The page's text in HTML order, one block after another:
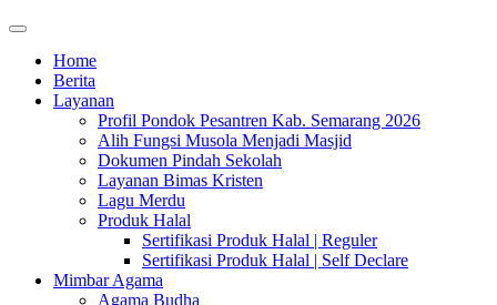
Home
Berita
Layanan
Profil Pondok Pesantren Kab. Semarang 2026
Alih Fungsi Musola Menjadi Masjid
Dokumen Pindah Sekolah
Layanan Bimas Kristen
Lagu Merdu
Produk Halal
Sertifikasi Produk Halal | Reguler
Sertifikasi Produk Halal | Self Declare
Mimbar Agama
Agama Budha